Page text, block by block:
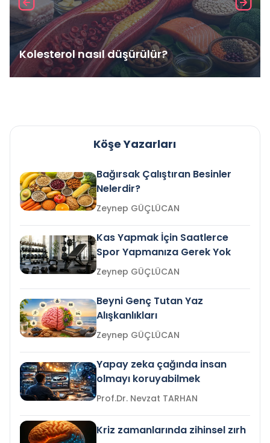
Kolesterol nasıl düşürülür?
Köşe Yazarları
Bağırsak Çalıştıran Besinler
Nelerdir?
Zeynep GÜÇLÜCAN
Kas Yapmak İçin Saatlerce
Spor Yapmanıza Gerek Yok
Zeynep GÜÇLÜCAN
Beyni Genç Tutan Yaz
Alışkanlıkları
Zeynep GÜÇLÜCAN
Yapay zeka çağında insan
olmayı koruyabilmek
Prof.Dr. Nevzat TARHAN
Kriz zamanlarında zihinsel zırh